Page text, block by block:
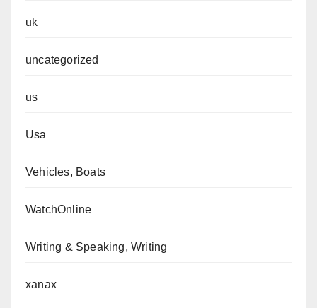
uk
uncategorized
us
Usa
Vehicles, Boats
WatchOnline
Writing & Speaking, Writing
xanax